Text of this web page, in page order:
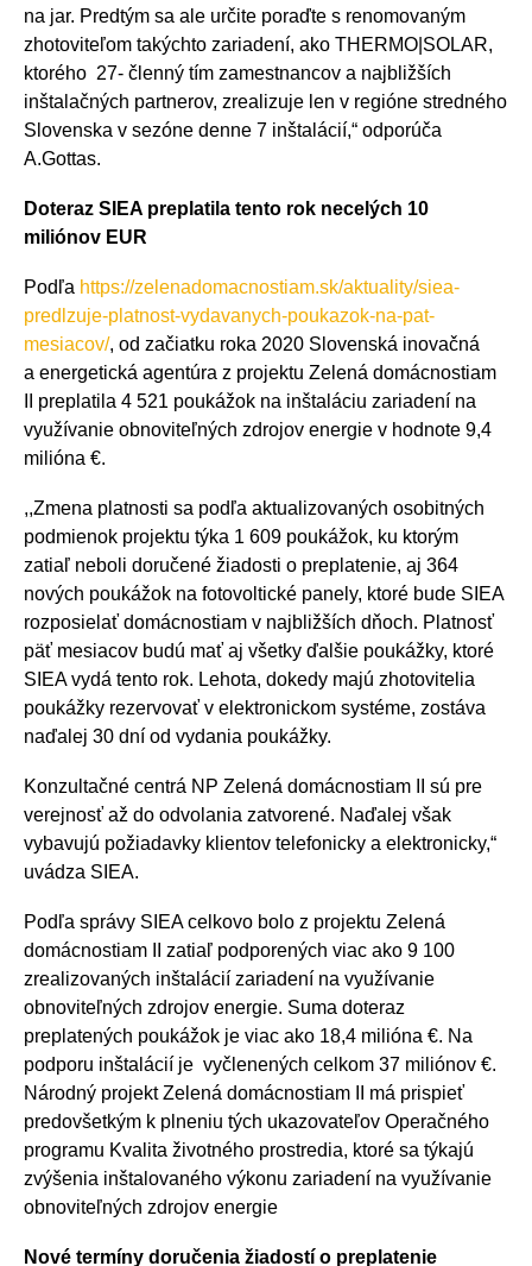
na jar. Predtým sa ale určite poraďte s renomovaným
zhotoviteľom takýchto zariadení, ako THERMO|SOLAR,
ktorého 27- členný tím zamestnancov a najbližších
inštalačných partnerov, zrealizuje len v regióne stredného
Slovenska v sezóne denne 7 inštalácií,“ odporúča
A.Gottas.
Doteraz SIEA preplatila tento rok necelých 10
miliónov EUR
Podľa https://zelenadomacnostiam.sk/aktuality/siea-
predlzuje-platnost-vydavanych-poukazok-na-pat-
mesiacov/, od začiatku roka 2020 Slovenská inovačná
a energetická agentúra z projektu Zelená domácnostiam
II preplatila 4 521 poukážok na inštaláciu zariadení na
využívanie obnoviteľných zdrojov energie v hodnote 9,4
milióna €.
,,Zmena platnosti sa podľa aktualizovaných osobitných
podmienok projektu týka 1 609 poukážok, ku ktorým
zatiaľ neboli doručené žiadosti o preplatenie, aj 364
nových poukážok na fotovoltické panely, ktoré bude SIEA
rozposielať domácnostiam v najbližších dňoch. Platnosť
päť mesiacov budú mať aj všetky ďalšie poukážky, ktoré
SIEA vydá tento rok. Lehota, dokedy majú zhotovitelia
poukážky rezervovať v elektronickom systéme, zostáva
naďalej 30 dní od vydania poukážky.
Konzultačné centrá NP Zelená domácnostiam II sú pre
verejnosť až do odvolania zatvorené. Naďalej však
vybavujú požiadavky klientov telefonicky a elektronicky,“
uvádza SIEA.
Podľa správy SIEA celkovo bolo z projektu Zelená
domácnostiam II zatiaľ podporených viac ako 9 100
zrealizovaných inštalácií zariadení na využívanie
obnoviteľných zdrojov energie. Suma doteraz
preplatených poukážok je viac ako 18,4 milióna €. Na
podporu inštalácií je vyčlenených celkom 37 miliónov €.
Národný projekt Zelená domácnostiam II má prispieť
predovšetkým k plneniu tých ukazovateľov Operačného
programu Kvalita životného prostredia, ktoré sa týkajú
zvýšenia inštalovaného výkonu zariadení na využívanie
obnoviteľných zdrojov energie
Nové termíny doručenia žiadostí o preplatenie